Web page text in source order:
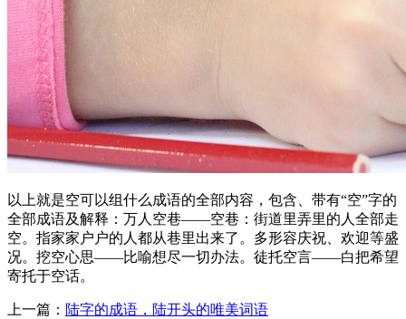
以上就是空可以组什么成语的全部内容，包含、带有“空”字的
全部成语及解释：万人空巷——空巷：街道里弄里的人全部走
空。指家家户户的人都从巷里出来了。多形容庆祝、欢迎等盛
况。挖空心思——比喻想尽一切办法。徒托空言——白把希望
寄托于空话。
上一篇： 陆字的成语，陆开头的唯美词语